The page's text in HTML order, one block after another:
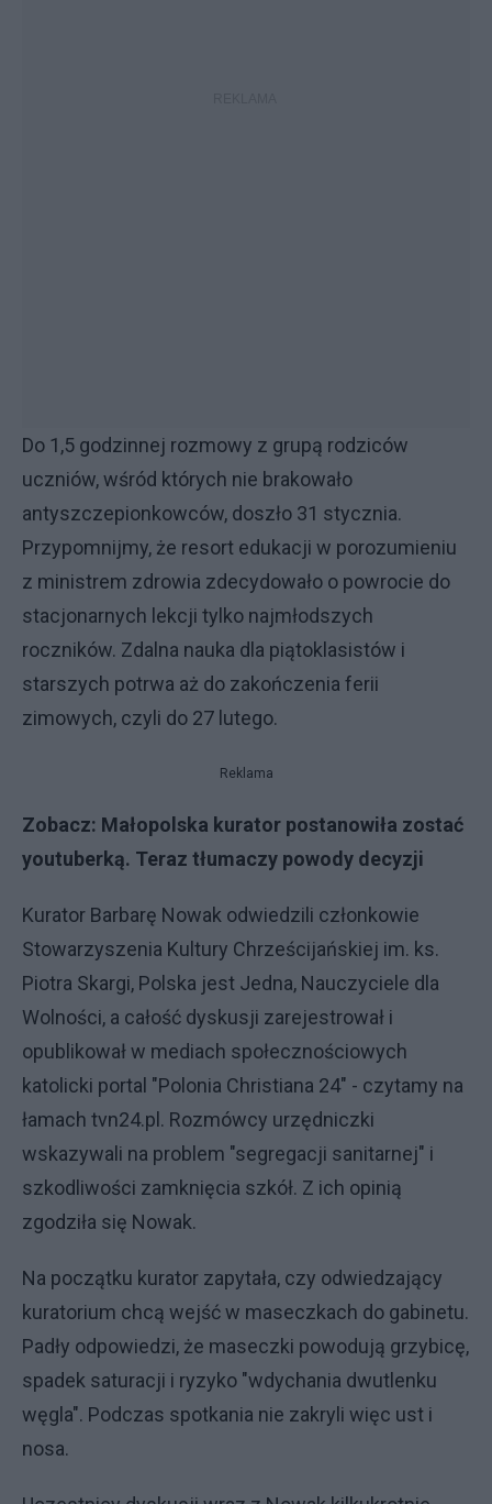
Do 1,5 godzinnej rozmowy z grupą rodziców
uczniów, wśród których nie brakowało
antyszczepionkowców, doszło 31 stycznia.
Przypomnijmy, że resort edukacji w porozumieniu
z ministrem zdrowia zdecydowało o powrocie do
stacjonarnych lekcji tylko najmłodszych
roczników. Zdalna nauka dla piątoklasistów i
starszych potrwa aż do zakończenia ferii
zimowych, czyli do 27 lutego.
Reklama
Zobacz: Małopolska kurator postanowiła zostać
youtuberką. Teraz tłumaczy powody decyzji
Kurator Barbarę Nowak odwiedzili członkowie
Stowarzyszenia Kultury Chrześcijańskiej im. ks.
Piotra Skargi, Polska jest Jedna, Nauczyciele dla
Wolności, a całość dyskusji zarejestrował i
opublikował w mediach społecznościowych
katolicki portal "Polonia Christiana 24" - czytamy na
łamach tvn24.pl. Rozmówcy urzędniczki
wskazywali na problem "segregacji sanitarnej" i
szkodliwości zamknięcia szkół. Z ich opinią
zgodziła się Nowak.
Na początku kurator zapytała, czy odwiedzający
kuratorium chcą wejść w maseczkach do gabinetu.
Padły odpowiedzi, że maseczki powodują grzybicę,
spadek saturacji i ryzyko "wdychania dwutlenku
węgla". Podczas spotkania nie zakryli więc ust i
nosa.